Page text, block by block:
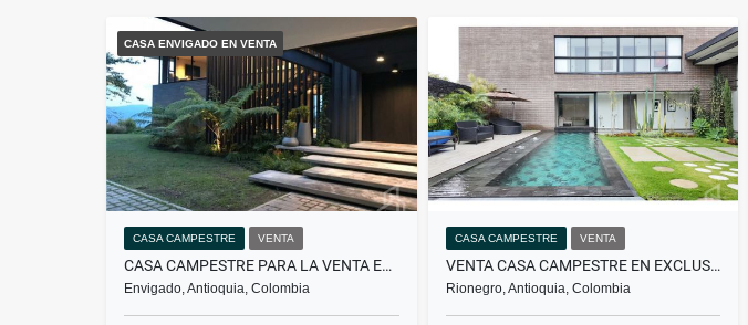
CASA ENVIGADO EN VENTA
CASA CAMPESTRE VENTA
CASA CAMPESTRE PARA LA VENTA EN PALMAS
Envigado, Antioquia, Colombia
CASA CAMPESTRE VENTA
VENTA CASA CAMPESTRE EN EXCLUSIVA PARCELACIÓN EN LLANOGRANDE
Rionegro, Antioquia, Colombia